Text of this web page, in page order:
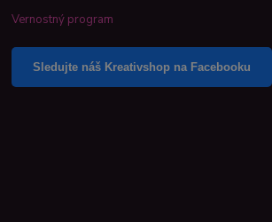
Vernostný program
Sledujte náš Kreativshop na Facebooku